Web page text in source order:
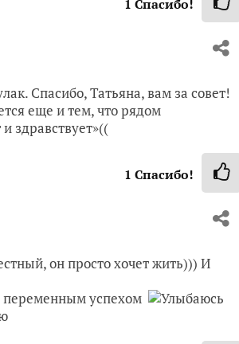
1 Спасибо!
Спасибо, Татьяна, вам за совет!
еще и тем, что рядом
здравствует»((
1 Спасибо!
он просто хочет жить))) И
успехом